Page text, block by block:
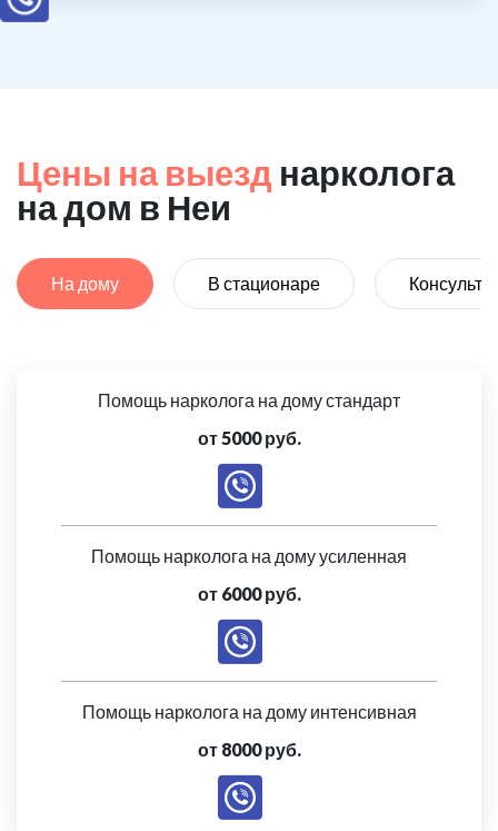
Цены на выезд нарколога
на дом в Неи
На дому В стационаре
Помощь нарколога на дому стандарт
от 5000 руб.
Помощь нарколога на дому усиленная
от 6000 руб.
Помощь нарколога на дому интенсивная
от 8000 руб.